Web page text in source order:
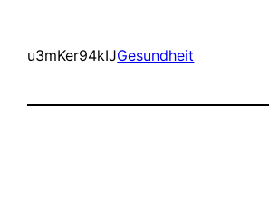
u3mKer94kIJGesundheit